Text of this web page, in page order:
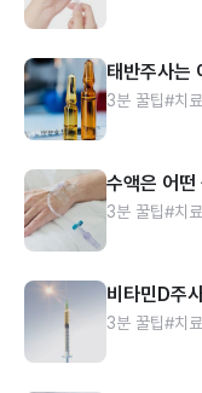
태반주사는
3분 꿀팁#치
수액은 어떤
3분 꿀팁#치
비타민D주
3분 꿀팁#치